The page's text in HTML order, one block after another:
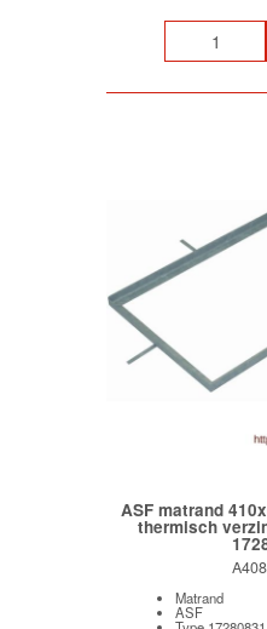
ASF matrand
thermisch
Matrand
ASF